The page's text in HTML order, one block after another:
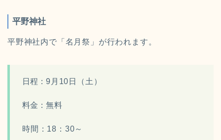
平野神社
平野神社内で「名月祭」が行われます。
日程： 9月10日（土）
料金 ： 無料
時間： 18：30～